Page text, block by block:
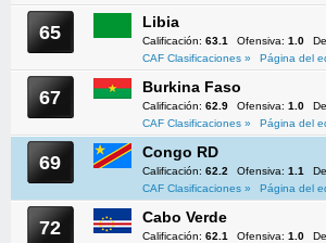
65 Libia
Calificación: 63.1 Ofensiva: 1.0
CAF Clasificaciones »
Página del
67 Burkina Faso
Calificación: 62.9 Ofensiva: 1.0
CAF Clasificaciones »
Página del
69 Congo RD
Calificación: 62.2 Ofensiva: 1.1
CAF Clasificaciones »
Página del
72 Cabo Verde
Calificación: 62.1 Ofensiva: 1.0